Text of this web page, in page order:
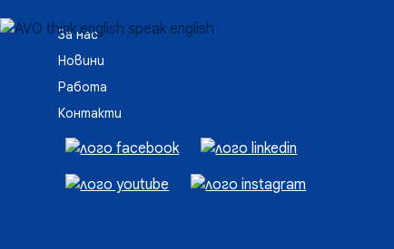
За нас
Новини
Работа
Контакти